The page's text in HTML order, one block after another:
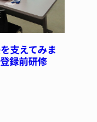
支えてみま
録前研修